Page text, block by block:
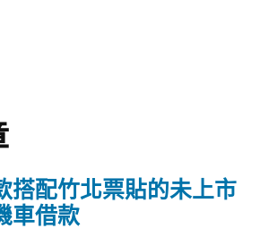
搭配竹北票貼的未上市
車借款